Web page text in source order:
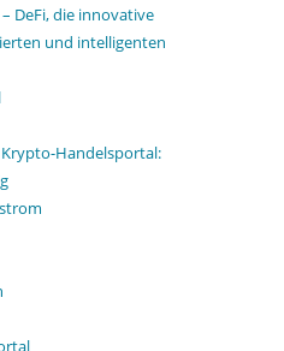
DeFi, die innovative
und intelligenten
Handelsportal: